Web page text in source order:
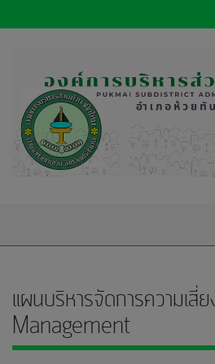
แผนบริหารจัดการความเสี่
Management